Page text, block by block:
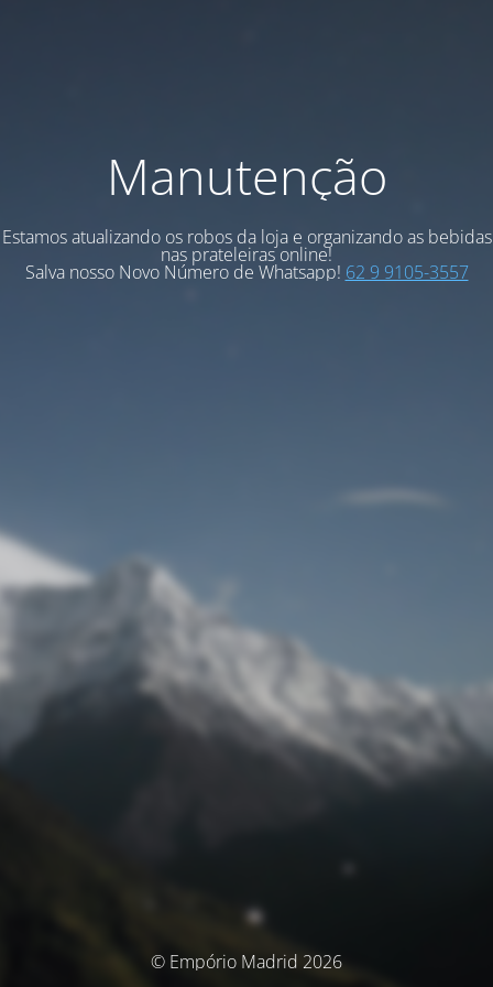
Manutenção
Estamos atualizando os robos da loja e organizando as bebidas
nas prateleiras online!
Salva nosso Novo Número de Whatsapp! 62 9 9105-3557
© Empório Madrid 2026